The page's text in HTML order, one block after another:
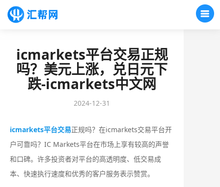
icmarkets平台交易正规
吗？美元上涨，兑日元下
跌-icmarkets中文网
2024-12-31
icmarkets平台交易正规吗？在icmarkets交易平台开
户可靠吗？IC Markets平台在市场上享有较高的声誉
和口碑。许多投资者对平台的高透明度、低交易成
本、快速执行速度和优秀的客户服务表示赞赏。